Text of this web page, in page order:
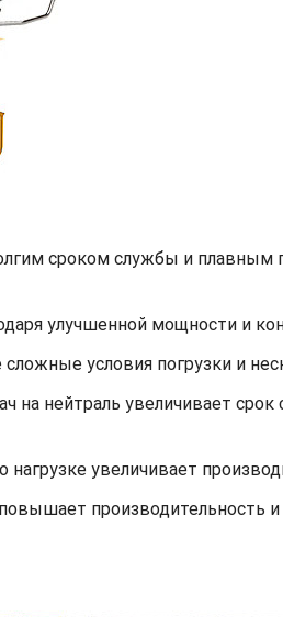
сроком службы и плавным
улучшенной мощности и
условия погрузки и
на нейтраль увеличивает
нагрузке увеличивает
производительность